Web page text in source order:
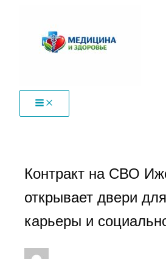
содержимому
Контракт на СВО
открывает двери
карьеры и